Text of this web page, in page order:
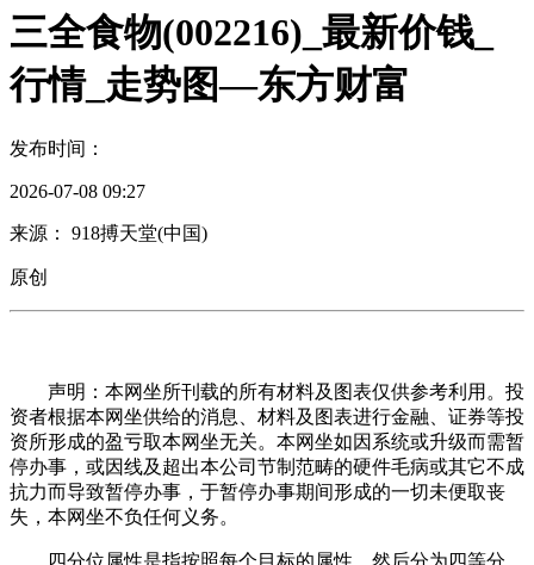
三全食物(002216)_最新价钱_
行情_走势图—东方财富
发布时间：
2026-07-08 09:27
来源： 918搏天堂(中国)
原创
声明：本网坐所刊载的所有材料及图表仅供参考利用。投
资者根据本网坐供给的消息、材料及图表进行金融、证券等投
资所形成的盈亏取本网坐无关。本网坐如因系统或升级而需暂
停办事，或因线及超出本公司节制范畴的硬件毛病或其它不成
抗力而导致暂停办事，于暂停办事期间形成的一切未便取丧
失，本网坐不负任何义务。
四分位属性是指按照每个目标的属性，然后分为四等分，